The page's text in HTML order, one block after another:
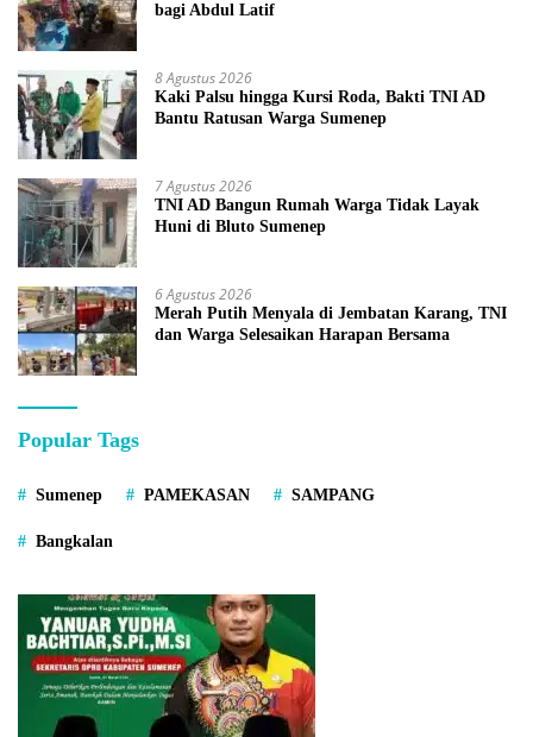
bagi Abdul Latif
8 Agustus 2026
Kaki Palsu hingga Kursi Roda, Bakti TNI AD
Bantu Ratusan Warga Sumenep
7 Agustus 2026
TNI AD Bangun Rumah Warga Tidak Layak
Huni di Bluto Sumenep
6 Agustus 2026
Merah Putih Menyala di Jembatan Karang, TNI
dan Warga Selesaikan Harapan Bersama
Popular Tags
Sumenep PAMEKASAN SAMPANG
Bangkalan